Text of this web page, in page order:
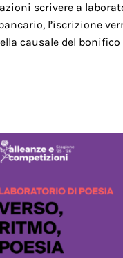
scrivere a
l’iscrizione
causale del bonifico